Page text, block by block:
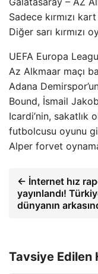
Sadece kırmızı
Diğer sarı kırmızı
UEFA Europa
Az Alkmaar maçı
Adana
Bound, İsmail
Icardi’nin, sakatlık
futbolcusu oyunu
Alper forvet
← İnternet hız
yayınlandı!
dünyanın
Tavsiye Edilen